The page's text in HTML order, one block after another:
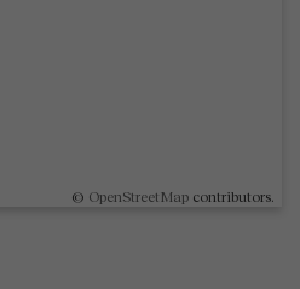
© OpenStreetMap contributors.